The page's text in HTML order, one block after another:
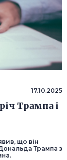
17.10.2025
Трампа і
що він
Трампа з